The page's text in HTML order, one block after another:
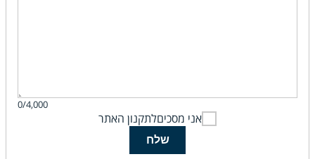
0/4,000
אני מסכיםלתקנון האתר
שלח